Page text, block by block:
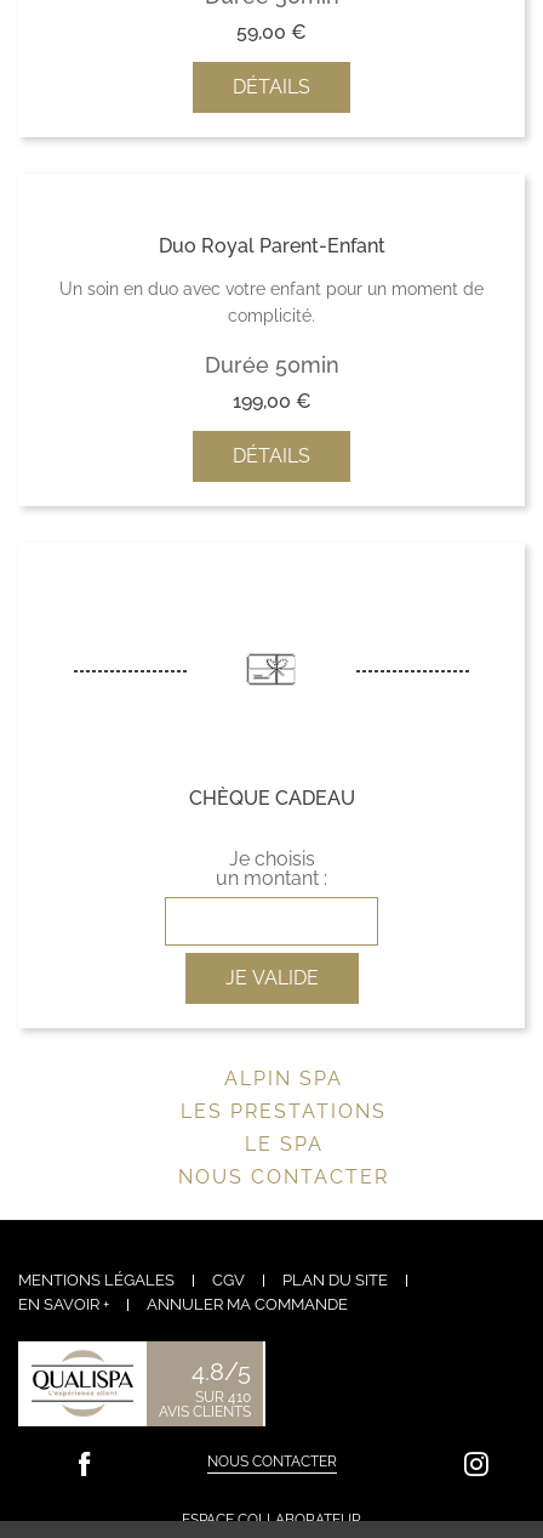
59,00 €
DÉTAILS
Duo Royal Parent-Enfant
Un soin en duo avec votre enfant pour un moment de
complicité.
Durée 50min
199,00 €
DÉTAILS
CHÈQUE CADEAU
Je choisis
un montant :
JE VALIDE
ALPIN SPA
LES PRESTATIONS
LE SPA
NOUS CONTACTER
MENTIONS LÉGALES CGV
PLAN DU SITE
EN SAVOIR +
ANNULER MA COMMANDE
4.8/5
SUR 410
AVIS CLIENTS
NOUS CONTACTER
ESPACE COLLABORATEUR